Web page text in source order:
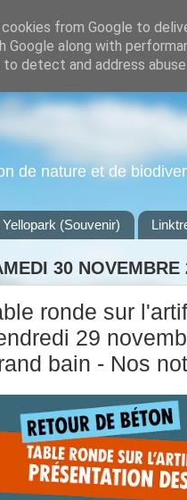
de nature et de
(Souvenir)
30 NOVEMBRE
ronde sur
29
bain - Nos
from Google to
Google along with
detect and address